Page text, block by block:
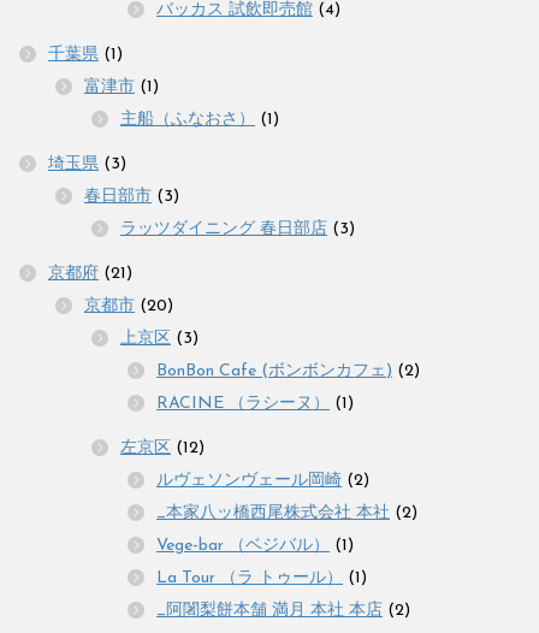
バッカス 試飲即売館 (4)
千葉県 (1)
富津市 (1)
主船（ふなおさ）
(1)
埼玉県 (3)
春日部市 (3)
ラッツダイニング 春日部店 (3)
京都府 (21)
京都市 (20)
上京区 (3)
BonBon Cafe (ボンボンカフェ) (2)
RACINE （ラシーヌ）
(1)
左京区 (12)
ルヴェソンヴェール岡崎 (2)
_本家八ッ橋西尾株式会社 本社 (2)
Vege-bar （ベジバル）
(1)
La Tour （ラ トゥール）
(1)
_阿闍梨餅本舗 満月 本社 本店 (2)